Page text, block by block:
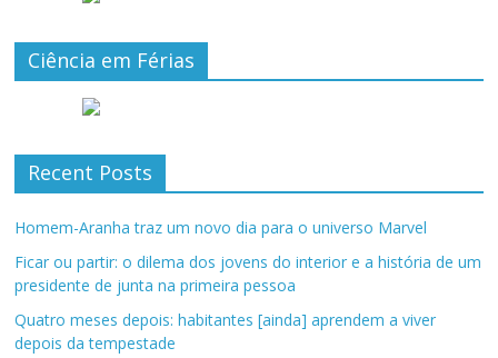
Ciência em Férias
Recent Posts
Homem-Aranha traz um novo dia para o universo Marvel
Ficar ou partir: o dilema dos jovens do interior e a história de um
presidente de junta na primeira pessoa
Quatro meses depois: habitantes [ainda] aprendem a viver
depois da tempestade